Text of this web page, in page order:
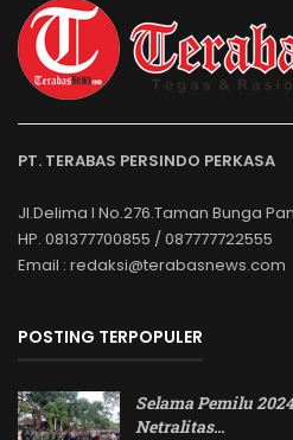
PT. TERABAS PERSINDO PERKASA
Jl.Delima I No.276.Taman Bunga
HP. 081377700855 / 087777722555
Email : redaksi@terabasnews.com
POSTING TERPOPULER
Selama Pemilu
Netralitas…